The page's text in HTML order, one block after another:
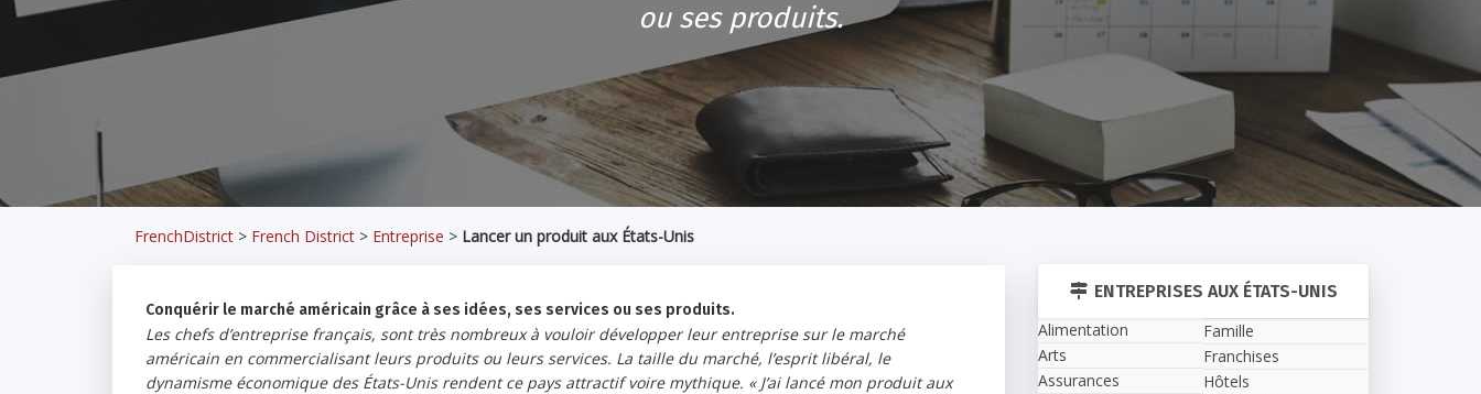
ou ses produits.
FrenchDistrict > French District > Entreprise > Lancer un produit aux États-Unis
Conquérir le marché américain grâce à ses idées, ses services ou ses produits.
Les chefs d’entreprise français, sont très nombreux à vouloir développer leur entreprise sur le marché
américain en commercialisant leurs produits ou leurs services. La taille du marché, l’esprit libéral, le
dynamisme économique des États-Unis rendent ce pays attractif voire mythique. « J’ai lancé mon produit aux
ENTREPRISES AUX ÉTATS-UNIS
Alimentation
Arts
Assurances
Famille
Franchises
Hôtels